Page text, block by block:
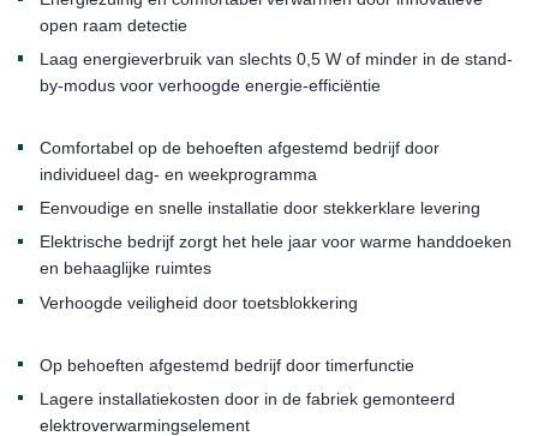
open raam detectie
Laag energieverbruik van slechts 0,5 W of minder in de stand-
by-modus voor verhoogde energie-efficiëntie
Comfortabel op de behoeften afgestemd bedrijf door
individueel dag- en weekprogramma
Eenvoudige en snelle installatie door stekkerklare levering
Elektrische bedrijf zorgt het hele jaar voor warme handdoeken
en behaaglijke ruimtes
Verhoogde veiligheid door toetsblokkering
Op behoeften afgestemd bedrijf door timerfunctie
Lagere installatiekosten door in de fabriek gemonteerd
elektroverwarmingselement